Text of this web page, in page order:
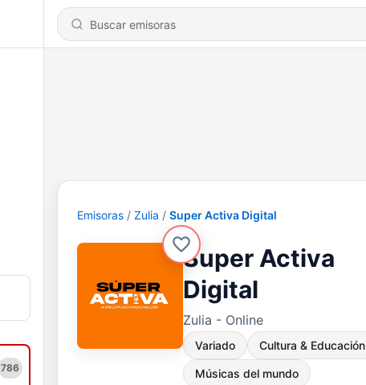
786
Emisoras Zulia Super Activa Digital
Super Activa
Digital
Zulia - Online
Variado Cultura & Educación
Músicas del mundo